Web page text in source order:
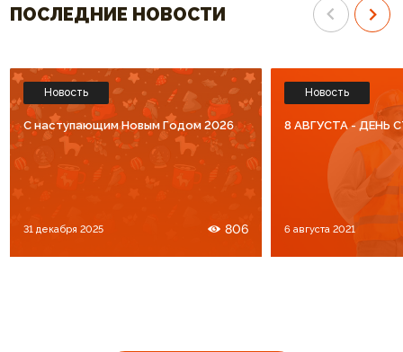
ПОСЛЕДНИЕ НОВОСТИ
Новость
C наступающим Новым Годом 2026
31 декабря 2025 806
Новость
8 АВГУСТА - ДЕНЬ
6 августа 2021